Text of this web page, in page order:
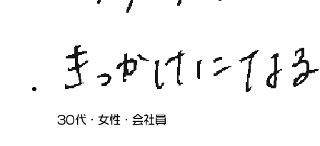
30代・女性・会社員